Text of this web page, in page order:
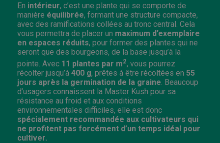
En intérieur, c’est une plante qui se comporte de
manière équilibrée, formant une structure compacte,
avec des ramifications collées au tronc central. Cela
vous permettra de placer un maximum d’exemplaire
en espaces réduits, pour former des plantes qui ne
seront que des bourgeons, de la base jusqu’à la
pointe. Avec 11 plantes par m2, vous pourrez
récolter jusqu’à 400 g, prêtes à être récoltées en 55
jours après la germination de la graine. Beaucoup
d’usagers connaissent la Master Kush pour sa
résistance au froid et aux conditions
environnementales difficiles, elle est donc
spécialement recommandée aux cultivateurs qui
ne profitent pas forcément d’un temps idéal pour
cultiver.